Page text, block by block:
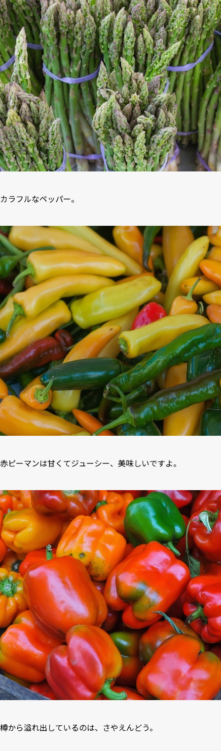
カラフルなペッパー。
赤ピーマンは甘くてジューシー、美味しいですよ。
樽から溢れ出しているのは、さやえんどう。